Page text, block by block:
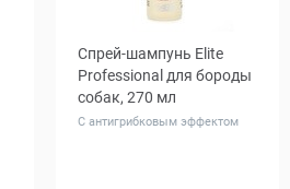
Спрей-шампунь Elite
Professional для бороды
собак, 270 мл
С антигрибковым эффектом